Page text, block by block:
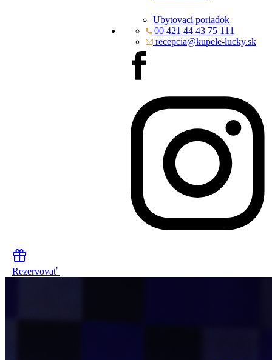
Ubytovací poriadok
00 421 44 43 75 111
recepcia@kupele-lucky.sk
Rezervovať